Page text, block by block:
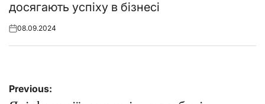
досягають успіху в бізнесі
Posted
08.09.2024
Навігація
Previous: